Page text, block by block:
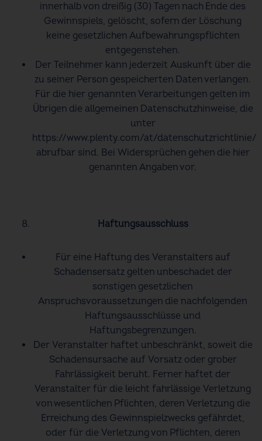
innerhalb von dreißig (30) Tagen nach Ende des
Gewinnspiels, gelöscht, sofern der Löschung
keine gesetzlichen Aufbewahrungspflichten
entgegenstehen.
Der Teilnehmer kann jederzeit Auskunft über die
zu seiner Person gespeicherten Daten verlangen.
Für die hier genannten Verarbeitungen gelten im
Übrigen die allgemeinen Datenschutzhinweise, die
unter
https://www.plenty.com/at/datenschutzrichtlinie/
abrufbar sind. Bei Widersprüchen gehen die hier
genannten Angaben vor.
Haftungsausschluss
Für eine Haftung des Veranstalters auf
Schadensersatz gelten unbeschadet der
sonstigen gesetzlichen
Anspruchsvoraussetzungen die nachfolgenden
Haftungsausschlüsse und
Haftungsbegrenzungen.
Der Veranstalter haftet unbeschränkt, soweit die
Schadensursache auf Vorsatz oder grober
Fahrlässigkeit beruht. Ferner haftet der
Veranstalter für die leicht fahrlässige Verletzung
von wesentlichen Pflichten, deren Verletzung die
Erreichung des Gewinnspielzwecks gefährdet,
oder für die Verletzung von Pflichten, deren